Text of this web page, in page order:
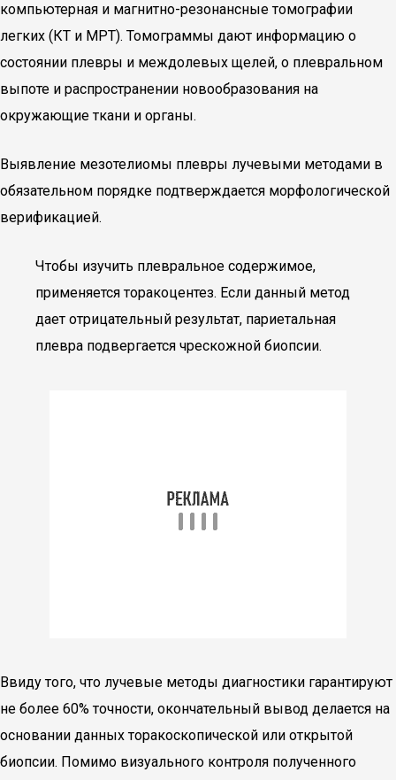
компьютерная и магнитно-резонансные томографии
легких (КТ и МРТ). Томограммы дают информацию о
состоянии плевры и междолевых щелей, о плевральном
выпоте и распространении новообразования на
окружающие ткани и органы.
Выявление мезотелиомы плевры лучевыми методами в
обязательном порядке подтверждается морфологической
верификацией.
Чтобы изучить плевральное содержимое,
применяется торакоцентез. Если данный метод
дает отрицательный результат, париетальная
плевра подвергается чрескожной биопсии.
Ввиду того, что лучевые методы диагностики гарантируют
не более 60% точности, окончательный вывод делается на
основании данных торакоскопической или открытой
биопсии. Помимо визуального контроля полученного